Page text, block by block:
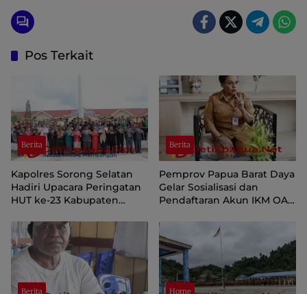
Pos Terkait
Berita
Kapolres Sorong Selatan
Hadiri Upacara Peringatan
HUT ke-23 Kabupaten
Berita
Pemprov Papua Barat Daya
Gelar Sosialisasi dan
Pendaftaran Akun IKM OAP
Berita Home